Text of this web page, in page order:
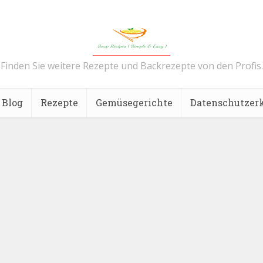
Finden Sie weitere Rezepte und Backrezepte von den Profis.
Blog Rezepte Gemüsegerichte